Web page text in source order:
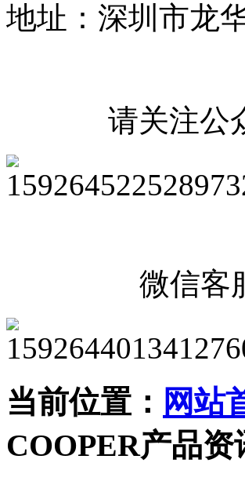
地址：深圳市龙
请关注公
微信客
当前位置： 网站
COOPER产品资